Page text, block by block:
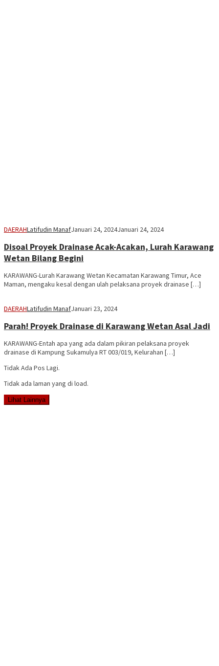
DAERAHLatifudin ManafJanuari 24, 2024Januari 24, 2024
Disoal Proyek Drainase Acak-Acakan, Lurah Karawang
Wetan Bilang Begini
KARAWANG-Lurah Karawang Wetan Kecamatan Karawang Timur, Ace
Maman, mengaku kesal dengan ulah pelaksana proyek drainase […]
DAERAHLatifudin ManafJanuari 23, 2024
Parah! Proyek Drainase di Karawang Wetan Asal Jadi
KARAWANG-Entah apa yang ada dalam pikiran pelaksana proyek
drainase di Kampung Sukamulya RT 003/019, Kelurahan […]
Tidak Ada Pos Lagi.
Tidak ada laman yang di load.
Lihat Lainnya